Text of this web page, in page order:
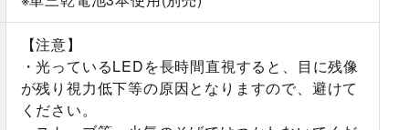
【注意】
・光っているLEDを長時間直視すると、目に残像
が残り視力低下等の原因となりますので、避けて
ください。